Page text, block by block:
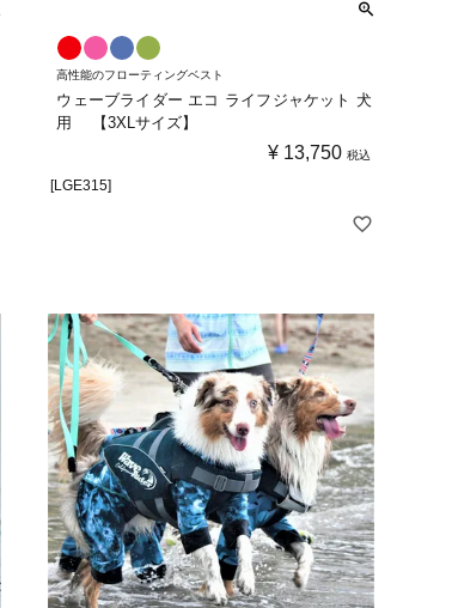
高性能のフローティングベスト
ウェーブライダー エコ ライフジャケット 犬
用 【3XLサイズ】
¥ 13,750 税込
[LGE315]